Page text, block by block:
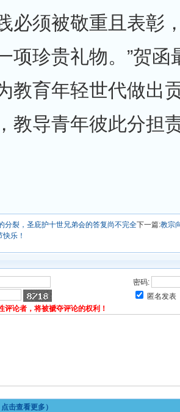
必须被敬重且表彰
项珍贵礼物。”贺函
教育年轻世代做出
教导青年彼此分担
分裂，圣庇护十世兄弟会的答复尚不完全下一篇:教宗
乐！
密码:
匿名发表
评论者，将被褫夺评论的权利！
击查看更多）